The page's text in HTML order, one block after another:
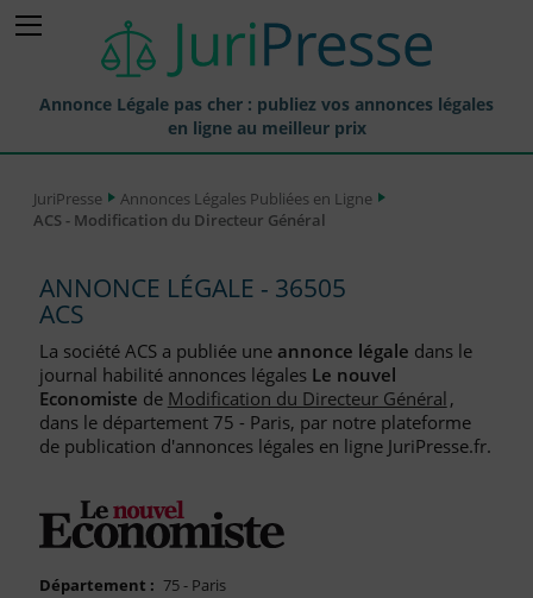
Annonce Légale pas cher : publiez vos annonces légales
en ligne au meilleur prix
Annonces Légales Publiées
Journaux Habilités (JAL) Annonces Légales
Départements pour la Publication d'Annonces Légales
Liste des Greffes
Liste des CCI
FAQ
Nous Contacter
JuriPresse
Annonces Légales Publiées en Ligne
ACS - Modification du Directeur Général
ANNONCE LÉGALE - 36505
ACS
La société ACS a publiée une annonce légale dans le
journal habilité annonces légales Le nouvel
Economiste de Modification du Directeur Général,
dans le département 75 - Paris, par notre plateforme
de publication d'annonces légales en ligne JuriPresse.fr.
Département : 75 - Paris